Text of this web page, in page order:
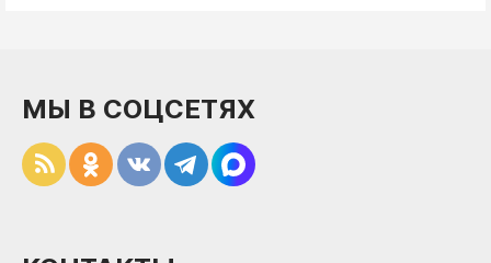
МЫ В СОЦСЕТЯХ